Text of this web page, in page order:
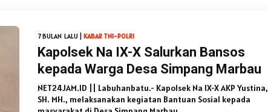
7 BULAN LALU | KABAR TNI-POLRI
Kapolsek Na IX-X Salurkan Bansos
kepada Warga Desa Simpang Marbau
NET24JAM.ID || Labuhanbatu.- Kapolsek Na IX-X AKP Yustina,
SH. MH., melaksanakan kegiatan Bantuan Sosial kepada